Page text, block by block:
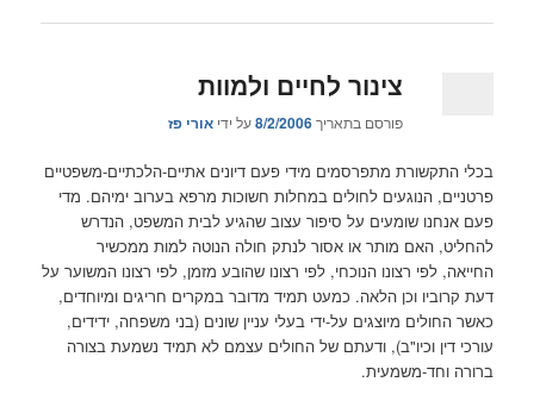
צינור לחיים ולמוות
פורסם בתאריך8/2/2006על ידיאורי פז
בכלי התקשורת מתפרסמים מידי פעם דיונים אתיים-הלכתיים-משפטיים
פרטניים, הנוגעים לחולים במחלות חשוכות מרפא בערוב ימיהם. מדי
פעם אנחנו שומעים על סיפור עצוב שהגיע לבית המשפט, הנדרש
להחליט, האם מותר או אסור לנתק חולה הנוטה למות ממכשיר
החייאה, לפי רצונו הנוכחי, לפי רצונו שהובע מזמן, לפי רצונו המשוער על
דעת קרוביו וכן הלאה. כמעט תמיד מדובר במקרים חריגים ומיוחדים,
כאשר החולים מיוצגים על-ידי בעלי עניין שונים (בני משפחה, ידידים,
עורכי דין וכיו"ב), ודעתם של החולים עצמם לא תמיד נשמעת בצורה
ברורה וחד-משמעית.